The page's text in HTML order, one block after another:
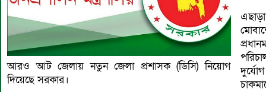
আরও আট জেলায় নতুন জেলা প্রশাসক (ডিসি) নিয়োগ
দিয়েছে সরকার।